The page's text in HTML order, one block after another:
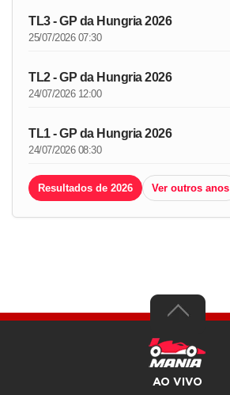
TL3 - GP da Hungria 2026
25/07/2026 07:30
TL2 - GP da Hungria 2026
24/07/2026 12:00
TL1 - GP da Hungria 2026
24/07/2026 08:30
Resultados de 2026 Ver outros anos
AO VIVO